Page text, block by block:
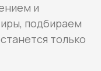
и
подбираем
только